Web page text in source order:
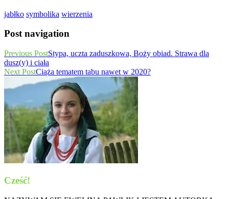
jabłko symbolika wierzenia
Post navigation
Previous PostStypa, uczta zaduszkowa, Boży obiad. Strawa dla
dusz(y) i ciała
Next PostCiąża tematem tabu nawet w 2020?
Cześć!